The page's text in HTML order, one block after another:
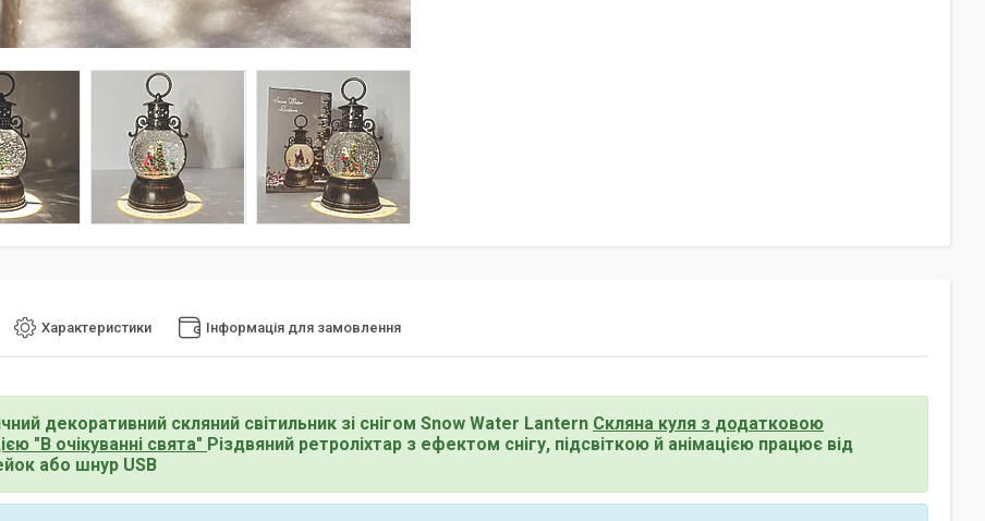
Характеристики Інформація для замовлення
декоративний скляний світильник зі снігом Snow Water Lantern Скляна куля з додатковою
"В очікуванні свята" Різдвяний ретроліхтар з ефектом снігу, підсвіткою й анімацією працює від
або шнур USB